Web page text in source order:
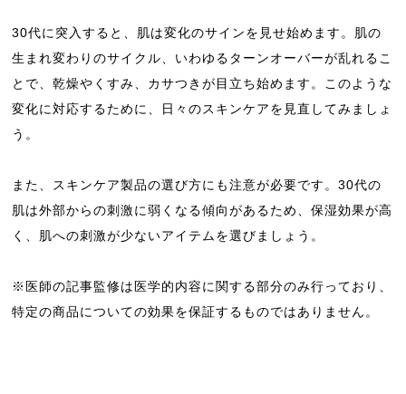
30代に突入すると、肌は変化のサインを見せ始めます。肌の
生まれ変わりのサイクル、いわゆるターンオーバーが乱れるこ
とで、乾燥やくすみ、カサつきが目立ち始めます。このような
変化に対応するために、日々のスキンケアを見直してみましょ
う。
また、スキンケア製品の選び方にも注意が必要です。30代の
肌は外部からの刺激に弱くなる傾向があるため、保湿効果が高
く、肌への刺激が少ないアイテムを選びましょう。
※医師の記事監修は医学的内容に関する部分のみ行っており、
特定の商品についての効果を保証するものではありません。